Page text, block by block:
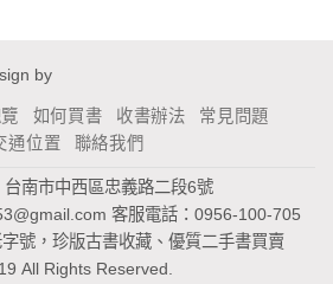
by
如何買書 收書辦法
常見問題
通位置
聯絡我們
台南市中西區忠義路二段6號
客服電話：0956-100-705
號，珍版古書收藏、優質二手書買賣
All Rights Reserved.